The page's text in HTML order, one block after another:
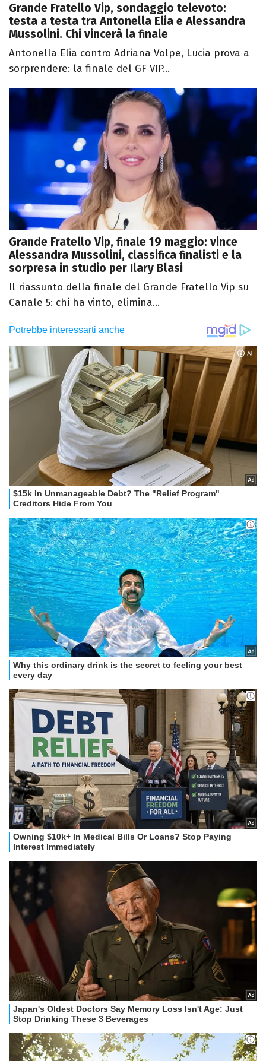
Grande Fratello Vip, sondaggio televoto:
testa a testa tra Antonella Elia e Alessandra
Mussolini. Chi vincerà la finale
Antonella Elia contro Adriana Volpe, Lucia prova a
sorprendere: la finale del GF VIP...
Grande Fratello Vip, finale 19 maggio: vince
Alessandra Mussolini, classifica finalisti e la
sorpresa in studio per Ilary Blasi
Il riassunto della finale del Grande Fratello Vip su
Canale 5: chi ha vinto, elimina...